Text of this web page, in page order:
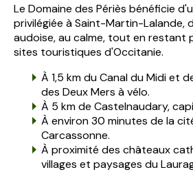
Le Domaine des Périès bénéficie
privilégiée à Saint-Martin-Lalande,
audoise, au calme, tout en restant
sites touristiques d'Occitanie.
À 1,5 km du Canal du Midi et
des Deux Mers à vélo.
À 5 km de Castelnaudary,
À environ 30 minutes de la
Carcassonne.
À proximité des châteaux
villages et paysages du